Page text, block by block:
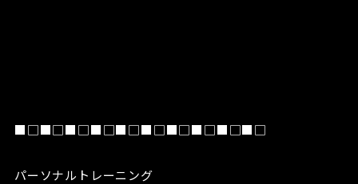
■□■□■□■□■□■□■□■□■□■□
パーソナルトレーニング